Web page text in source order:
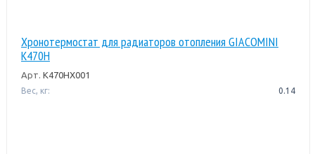
Хронотермостат для радиаторов отопления GIACOMINI
K470H
Арт. K470HX001
Вес, кг: 0.14